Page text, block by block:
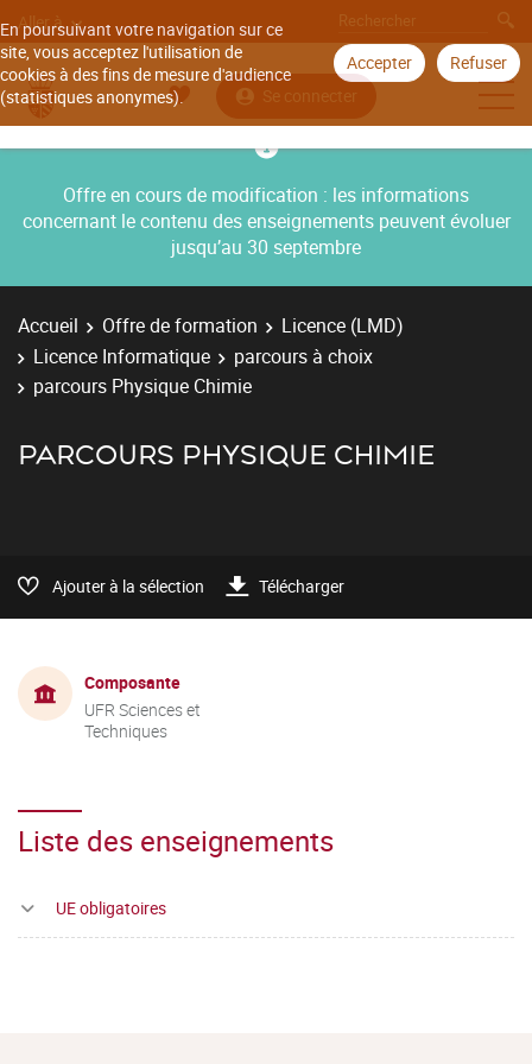
En poursuivant votre navigation sur ce
site, vous acceptez l'utilisation de
cookies à des fins de mesure d'audience
(statistiques anonymes).
Accepter Refuser
Aller à
Se connecter
Offre en cours de modification : les informations
concernant le contenu des enseignements peuvent évoluer
jusqu’au 30 septembre
Accueil Offre de formation
Licence (LMD)
Licence Informatique
parcours à choix
parcours Physique Chimie
PARCOURS PHYSIQUE CHIMIE
Ajouter à la sélection Télécharger
Composante
UFR Sciences et
Techniques
Liste des enseignements
UE obligatoires